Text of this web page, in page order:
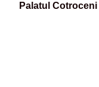
Palatul Cotroceni